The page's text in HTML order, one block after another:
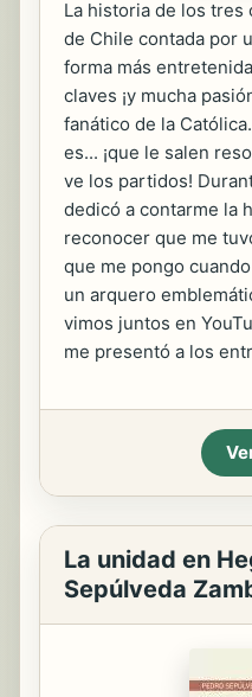
La historia de los tres
de Chile contada por
forma más
claves ¡y mucha
fanático de la
es... ¡que le salen
ve los partidos!
dedicó a contarme la
reconocer que me
que me pongo
un arquero
vimos juntos en
me presentó a los
La unidad en
Sepúlveda